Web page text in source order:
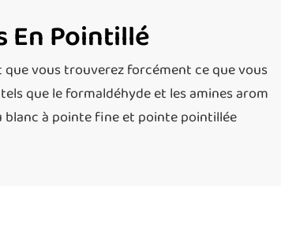
En Pointillé
vous trouverez forcément ce que vous
que le formaldéhyde et les amines arom
à pointe fine et pointe pointillée